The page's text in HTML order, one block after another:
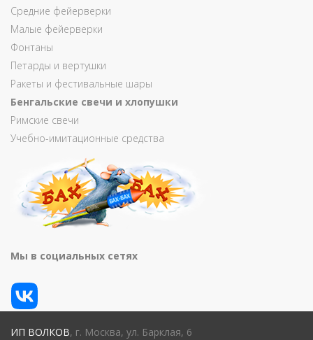
Средние фейерверки
Малые фейерверки
Фонтаны
Петарды и вертушки
Ракеты и фестивальные шары
Бенгальские свечи и хлопушки
Римские свечи
Учебно-имитационные средства
Мы в социальных сетях
ИП ВОЛКОВ, г. Москва, ул. Барклая, 6